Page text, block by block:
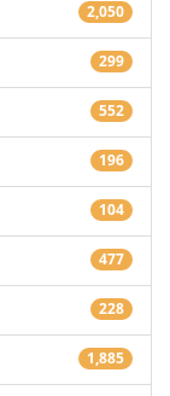
2,050
299
552
196
104
477
228
1,885